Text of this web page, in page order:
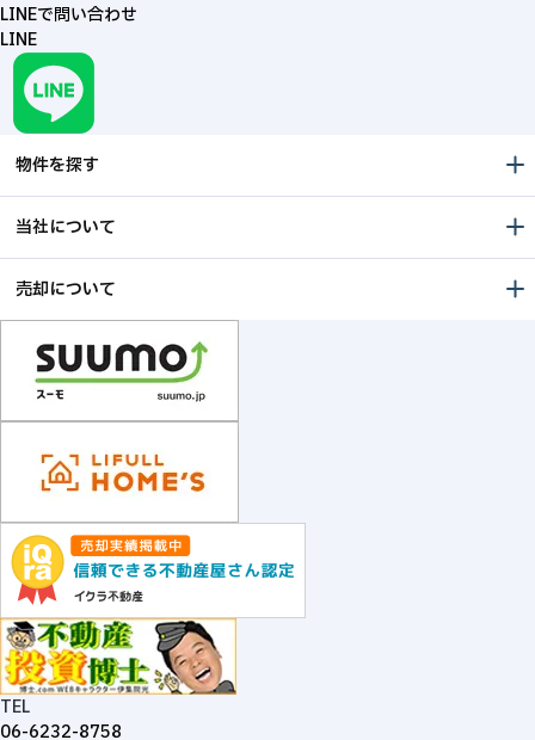
LINEで問い合わせ
LINE
物件を探す
当社について
売却について
TEL
06-6232-8758